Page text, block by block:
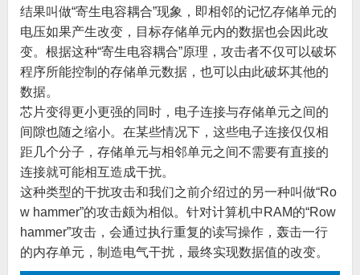
结果叫做“寄生电容耦合”现象，即相邻的记忆存储单元的
电压如果产生改变，目标存储单元内的数据也会因此改
变。根据这种“寄生电容耦合”原理，攻击者不仅可以破坏
程序所能控制的存储单元数据，也可以由此破坏其他的
数据。
芯片变得更小更强的同时，电子连接与存储单元之间的
间隙也随之缩小。在某些情况下，这些电子连接仅仅相
距几个分子，存储单元与相邻单元之间不需要有直接的
连接就可能相互造成干扰。
这种类型的干扰攻击和我们之前介绍过的另一种叫做“Ro
w hammer”的攻击颇为相似。针对计算机中RAM的“Row
hammer”攻击，会通过执行重复的读写操作，轰击一行
的内存单元，制造电气干扰，最终实现数据值的改变。